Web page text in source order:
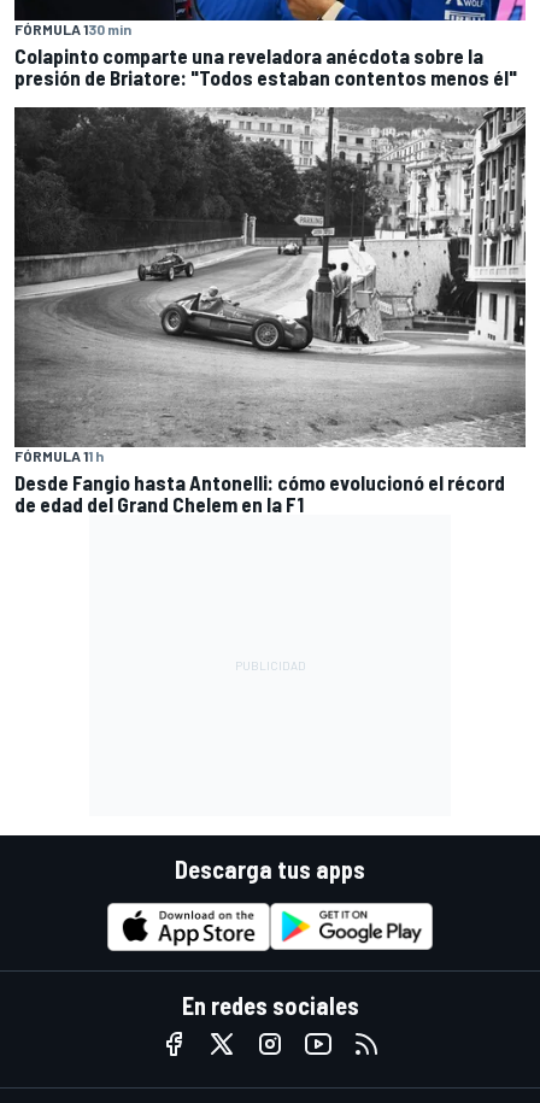
FÓRMULA 130 min
Colapinto comparte una reveladora anécdota sobre la
presión de Briatore: "Todos estaban contentos menos él"
FÓRMULA 11 h
Desde Fangio hasta Antonelli: cómo evolucionó el récord
de edad del Grand Chelem en la F1
Descarga tus apps
En redes sociales